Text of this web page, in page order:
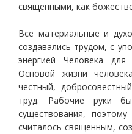
священными, как
Все материальные и
создавались трудом, с
энергией Человека для
Основой жизни
честный,
труд. Рабочие руки
существования,
считалось священным,